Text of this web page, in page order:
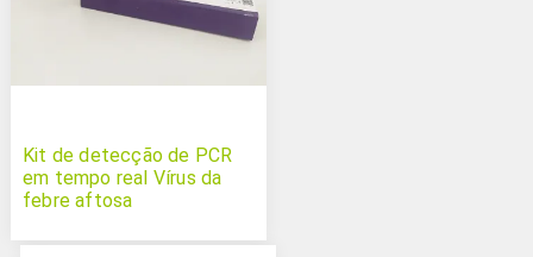
Kit de detecção de PCR
em tempo real Vírus da
febre aftosa